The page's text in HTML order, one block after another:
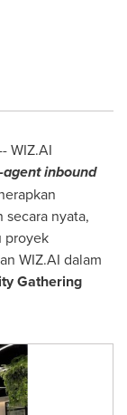
WIZ.AI
inbound
nyata,
proyek
WIZ.AI dalam
Gathering